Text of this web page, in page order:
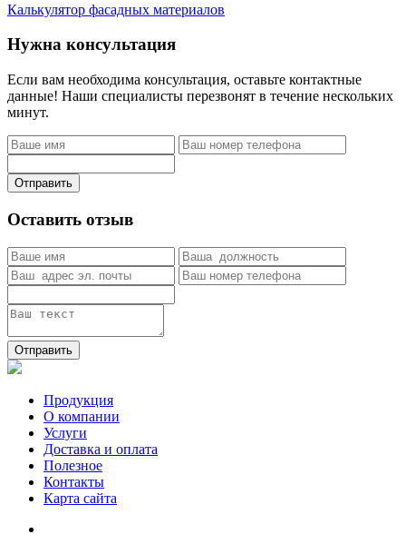
Калькулятор фасадных материалов
Нужна консультация
Если вам необходима консультация, оставьте контактные
данные! Наши специалисты перезвонят в течение нескольких
минут.
Отправить
Оставить отзыв
Отправить
Продукция
О компании
Услуги
Доставка и оплата
Полезное
Контакты
Карта сайта